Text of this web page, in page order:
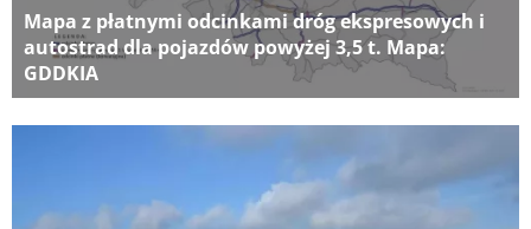
Mapa z płatnymi odcinkami dróg ekspresowych i
autostrad dla pojazdów powyżej 3,5 t. Mapa:
GDDKIA